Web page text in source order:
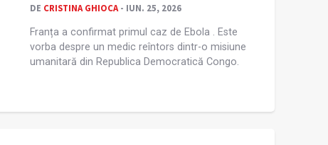
DE CRISTINA GHIOCA- IUN. 25, 2026
Franța a confirmat primul caz de Ebola . Este
vorba despre un medic reîntors dintr-o misiune
umanitară din Republica Democratică Congo.